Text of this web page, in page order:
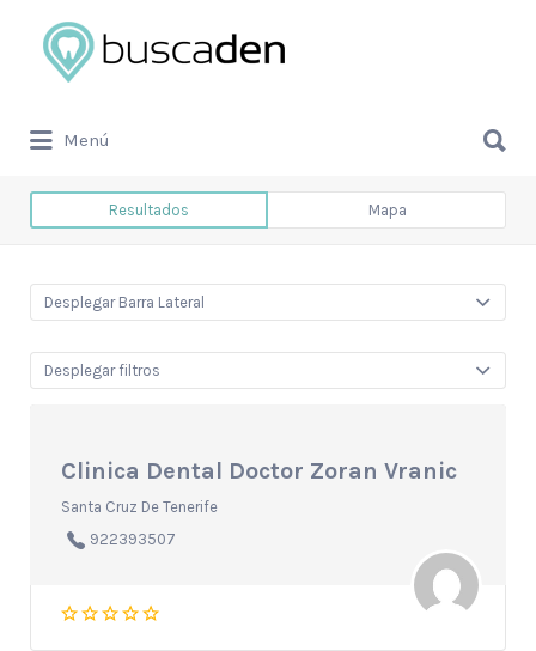
Buscar
por:
Menú
por:
Resultados Mapa
Desplegar Barra Lateral
Desplegar filtros
Clinica Dental Doctor Zoran Vranic
Santa Cruz De Tenerife
922393507